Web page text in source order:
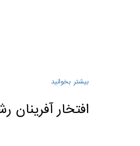
بیشتر بخوانید
افتخار آفرینان رشته